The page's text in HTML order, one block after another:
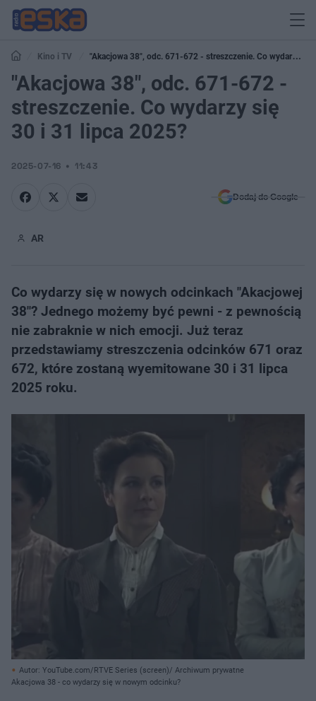
Kino i TV
"Akacjowa 38", odc. 671-672 - streszczenie. Co wydarzy się
30 i 31 lipca 2025?
"Akacjowa 38", odc. 671-672 -
streszczenie. Co wydarzy się
30 i 31 lipca 2025?
2025-07-16 11:43
Dodaj do Google
AR
Co wydarzy się w nowych odcinkach "Akacjowej
38"? Jednego możemy być pewni - z pewnością
nie zabraknie w nich emocji. Już teraz
przedstawiamy streszczenia odcinków 671 oraz
672, które zostaną wyemitowane 30 i 31 lipca
2025 roku.
Autor: YouTube.com/RTVE Series (screen)/ Archiwum prywatne
Akacjowa 38 - co wydarzy się w nowym odcinku?